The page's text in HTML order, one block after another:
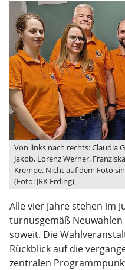
Von links nach rechts: Claudia
Jakob, Lorenz Werner,
Krempe. Nicht auf dem Foto
(Foto: JRK Erding)
Alle vier Jahre stehen im
turnusgemäß
soweit. Die
Rückblick auf die
zentralen